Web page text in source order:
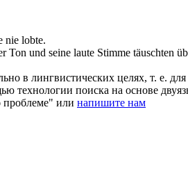
nie lobte.
Ton und seine laute Stimme täuschten
в лингвистических целях, т. е.
технологии поиска на основе
или напишите нам